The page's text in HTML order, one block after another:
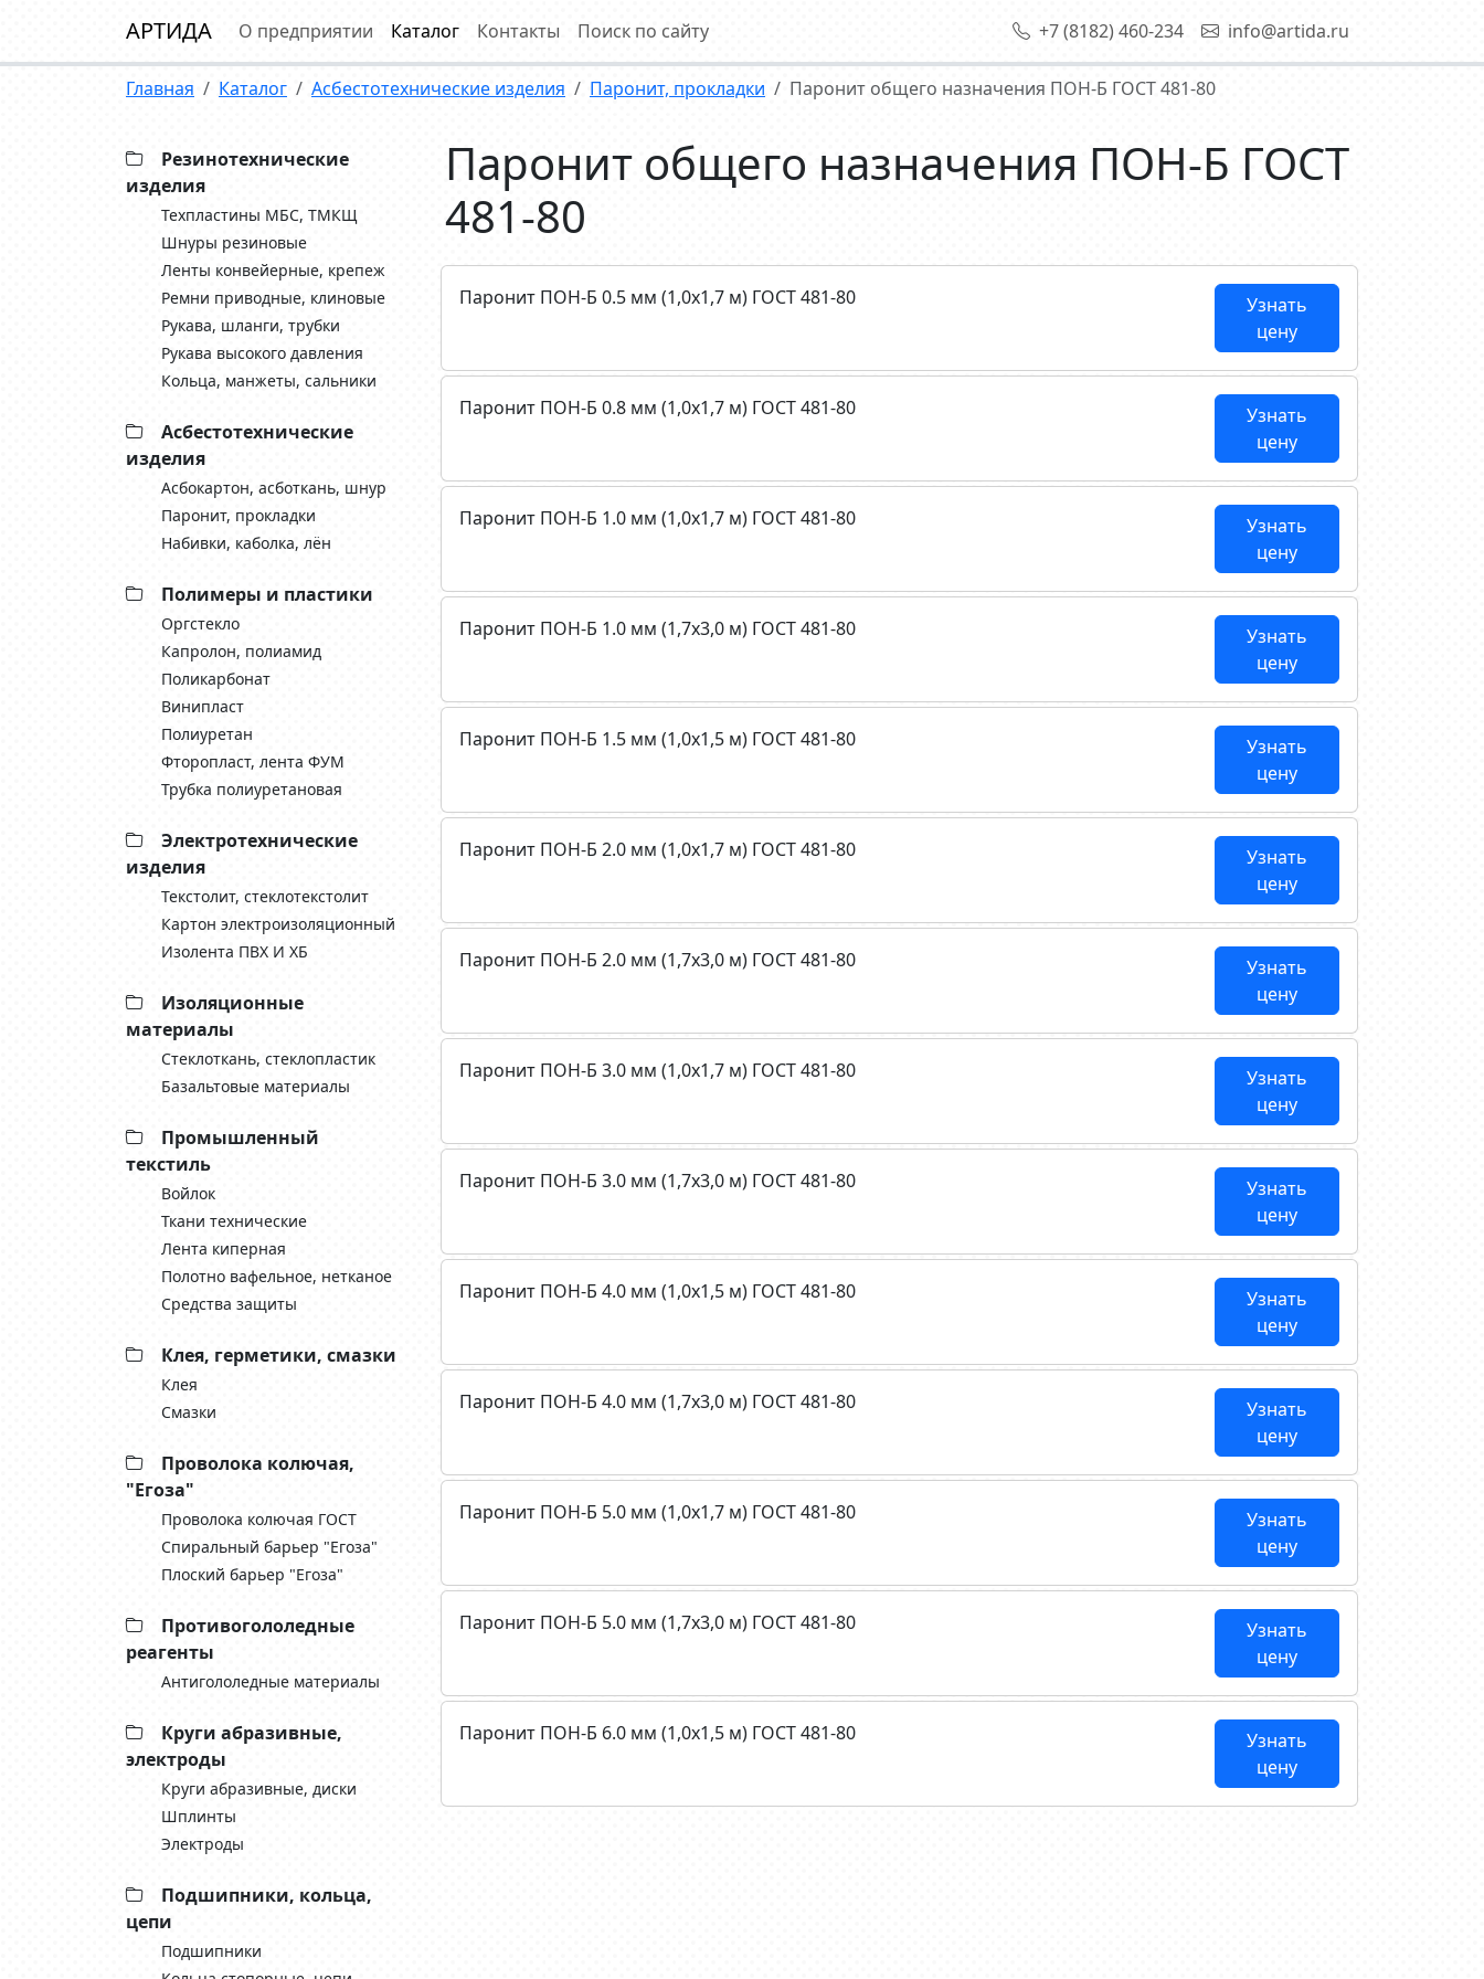
АРТИДА О предприятии Каталог Контакты Поиск по сайту +7 (8182) 460-234 info@artida.ru
Главная Каталог Асбестотехнические изделия Паронит, прокладки Паронит общего назначения ПОН-Б ГОСТ 481-80
Резинотехнические
изделия
Техпластины МБС, ТМКЩ
Шнуры резиновые
Ленты конвейерные, крепеж
Ремни приводные, клиновые
Рукава, шланги, трубки
Рукава высокого давления
Кольца, манжеты, сальники
Асбестотехнические
изделия
Асбокартон, асботкань, шнур
Паронит, прокладки
Набивки, каболка, лён
Полимеры и пластики
Оргстекло
Капролон, полиамид
Поликарбонат
Винипласт
Полиуретан
Фторопласт, лента ФУМ
Трубка полиуретановая
Электротехнические
изделия
Текстолит, стеклотекстолит
Картон электроизоляционный
Изолента ПВХ И ХБ
Изоляционные
материалы
Стеклоткань, cтеклопластик
Базальтовые материалы
Промышленный
текстиль
Войлок
Ткани технические
Лента киперная
Полотно вафельное, нетканое
Средства защиты
Клея, герметики, смазки
Клея
Смазки
Проволока колючая,
"Егоза"
Проволока колючая ГОСТ
Спиральный барьер "Егоза"
Плоский барьер "Егоза"
Противогололедные
реагенты
Антигололедные материалы
Круги абразивные,
электроды
Круги абразивные, диски
Шплинты
Электроды
Подшипники, кольца,
цепи
Подшипники
Паронит общего назначения ПОН-Б ГОСТ
481-80
Паронит ПОН-Б 0.5 мм (1,0х1,7 м) ГОСТ 481-80
Узнать
цену
Паронит ПОН-Б 0.8 мм (1,0х1,7 м) ГОСТ 481-80
Узнать
цену
Паронит ПОН-Б 1.0 мм (1,0х1,7 м) ГОСТ 481-80
Узнать
цену
Паронит ПОН-Б 1.0 мм (1,7х3,0 м) ГОСТ 481-80
Узнать
цену
Паронит ПОН-Б 1.5 мм (1,0х1,5 м) ГОСТ 481-80
Узнать
цену
Паронит ПОН-Б 2.0 мм (1,0х1,7 м) ГОСТ 481-80
Узнать
цену
Паронит ПОН-Б 2.0 мм (1,7х3,0 м) ГОСТ 481-80
Узнать
цену
Паронит ПОН-Б 3.0 мм (1,0х1,7 м) ГОСТ 481-80
Узнать
цену
Паронит ПОН-Б 3.0 мм (1,7х3,0 м) ГОСТ 481-80
Узнать
цену
Паронит ПОН-Б 4.0 мм (1,0х1,5 м) ГОСТ 481-80
Узнать
цену
Паронит ПОН-Б 4.0 мм (1,7х3,0 м) ГОСТ 481-80
Узнать
цену
Паронит ПОН-Б 5.0 мм (1,0х1,7 м) ГОСТ 481-80
Узнать
цену
Паронит ПОН-Б 5.0 мм (1,7х3,0 м) ГОСТ 481-80
Узнать
цену
Паронит ПОН-Б 6.0 мм (1,0х1,5 м) ГОСТ 481-80
Узнать
цену